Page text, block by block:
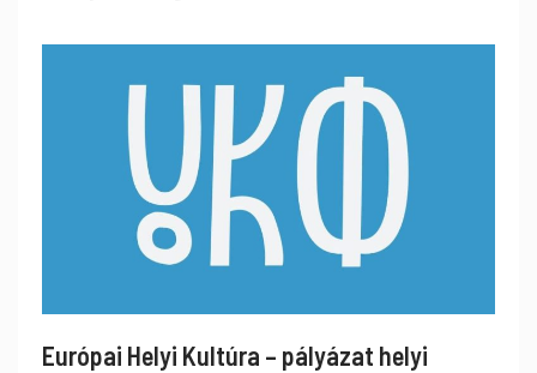
Európai Helyi Kultúra – pályázat helyi